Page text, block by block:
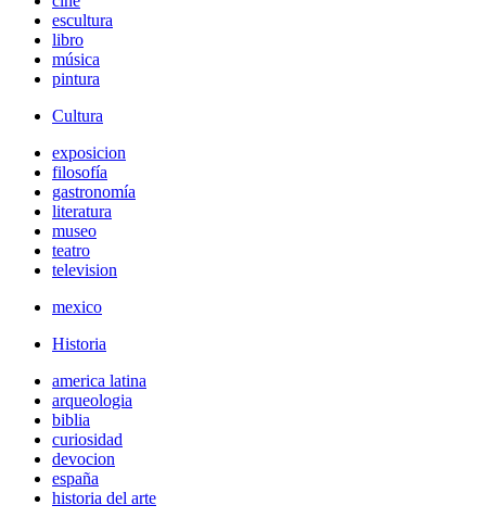
escultura
libro
música
pintura
Cultura
exposicion
filosofía
gastronomía
literatura
museo
teatro
television
mexico
Historia
america latina
arqueologia
biblia
curiosidad
devocion
españa
historia del arte